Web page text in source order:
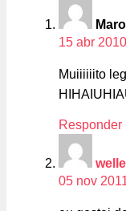
15 abr
Muiiiiiito
Responder
05 nov